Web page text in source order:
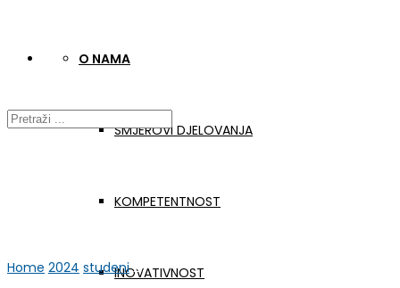
O NAMA
SMJEROVI DJELOVANJA
KOMPETENTNOST
INOVATIVNOST
Home 2024 studeni 27